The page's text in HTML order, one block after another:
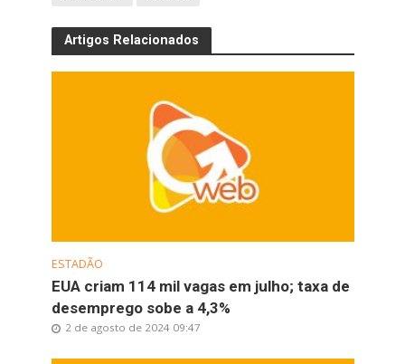
Artigos Relacionados
ESTADÃO
EUA criam 114 mil vagas em julho; taxa de
desemprego sobe a 4,3%
2 de agosto de 2024 09:47